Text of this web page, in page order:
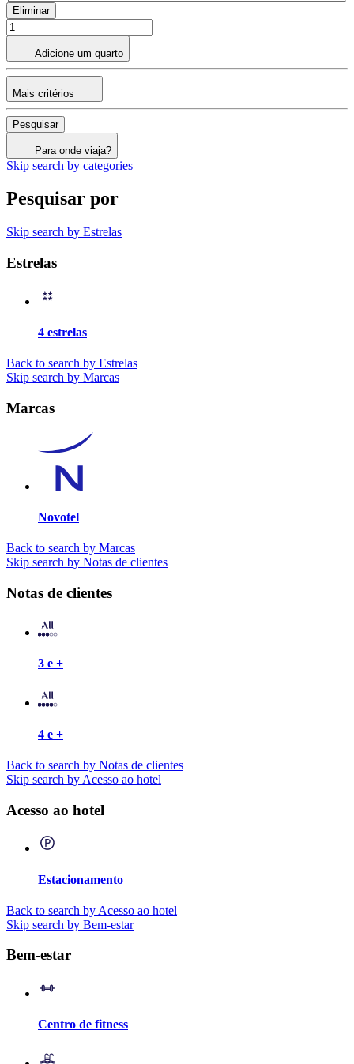
Eliminar
Adicione um quarto
Mais critérios
Pesquisar
Para onde viaja?
Skip search by categories
Pesquisar por
Skip search by Estrelas
Estrelas
4 estrelas
Back to search by Estrelas
Skip search by Marcas
Marcas
Novotel
Back to search by Marcas
Skip search by Notas de clientes
Notas de clientes
3 e +
4 e +
Back to search by Notas de clientes
Skip search by Acesso ao hotel
Acesso ao hotel
Estacionamento
Back to search by Acesso ao hotel
Skip search by Bem-estar
Bem-estar
Centro de fitness